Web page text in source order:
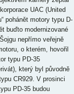
UAC (United
pohánět motory typu D-
buďto modernizované
nepřímo veřejně
o kterém, hovořil
typu PD-35
který byl původně
CR929. V prosinci
PD-35 budou